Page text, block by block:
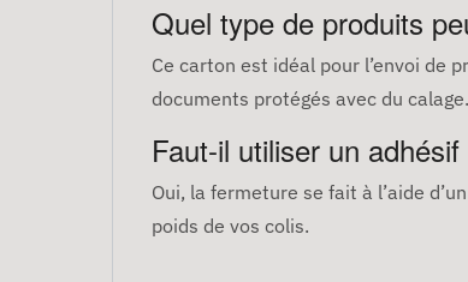
Quel type de produits
Ce carton est idéal pour l’envoi de
documents protégés avec du calage.
Faut-il utiliser un
Oui, la fermeture se fait à l’aide d’un
poids de vos colis.